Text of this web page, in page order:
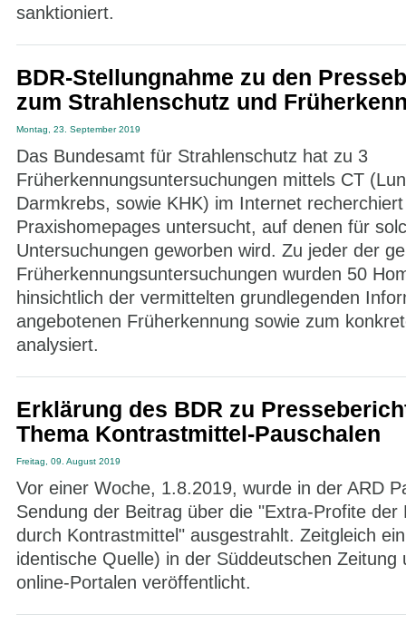
sanktioniert.
BDR-Stellungnahme zu den
zum Strahlenschutz und
Montag, 23. September 2019
Das Bundesamt für Strahlenschutz hat zu 3
Früherkennungsuntersuchungen mittels CT
Darmkrebs, sowie KHK) im Internet
Praxishomepages untersucht, auf denen für
Untersuchungen geworben wird. Zu jeder der
Früherkennungsuntersuchungen wurden 50
hinsichtlich der vermittelten grundlegenden
angebotenen Früherkennung sowie zum
analysiert.
Erklärung des BDR zu
Thema Kontrastmittel-Pauschalen
Freitag, 09. August 2019
Vor einer Woche, 1.8.2019, wurde in der ARD
Sendung der Beitrag über die "Extra-Profite der
durch Kontrastmittel" ausgestrahlt. Zeitgleich
identische Quelle) in der Süddeutschen Zeitung
online-Portalen veröffentlicht.